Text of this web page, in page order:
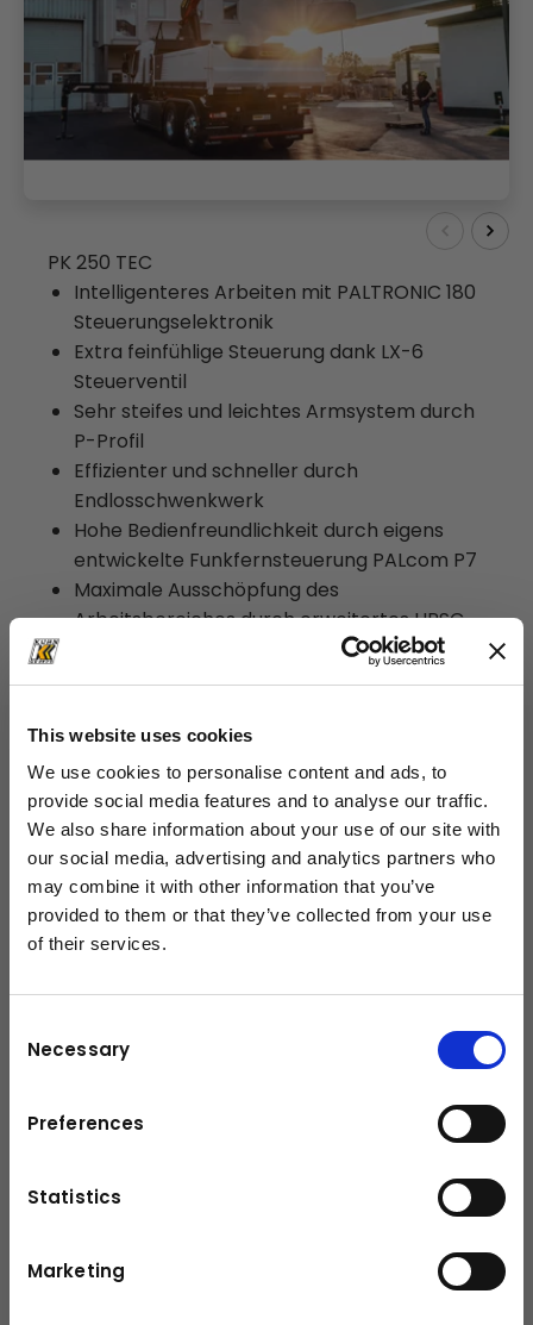
This website uses cookies
We use cookies to personalise content and ads, to
provide social media features and to analyse our traffic.
We also share information about your use of our site with
our social media, advertising and analytics partners who
may combine it with other information that you’ve
provided to them or that they’ve collected from your use
of their services.
Selection
Necessary
Preferences
Statistics
Marketing
PK 250 TEC
Intelligenteres Arbeiten mit PALTRONIC 180
Steuerungselektronik
Extra feinfühlige Steuerung dank LX-6
Steuerventil
Sehr steifes und leichtes Armsystem durch
P-Profil
Effizienter und schneller durch
Endlosschwenkwerk
Hohe Bedienfreundlichkeit durch eigens
entwickelte Funkfernsteuerung PALcom P7
Maximale Ausschöpfung des
Arbeitsbereiches durch erweitertes HPSC
Zweckmäßig und schön durch Functional
Technische Daten
Max. Hubmoment
23,5 mt
Max. Hubkraft
7100 kg
2,5 mt
5.6 m
Platzbedarf für Montage (Std)
1,05 m
2,55 m
schließen